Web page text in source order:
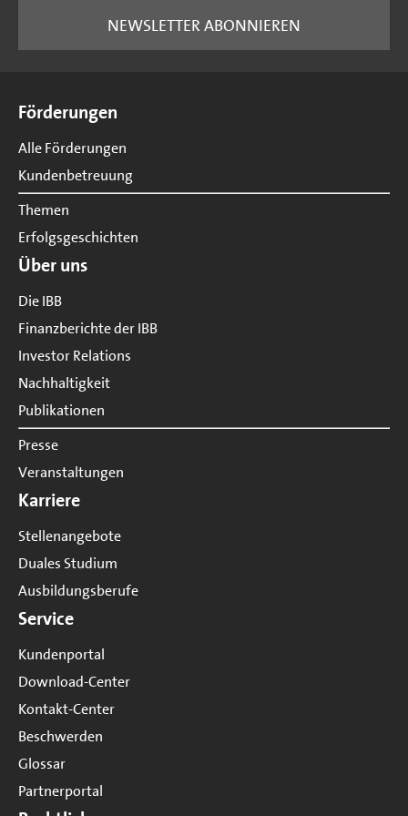
NEWSLETTER ABONNIEREN
Förderungen
Alle Förderungen
Kundenbetreuung
Themen
Erfolgsgeschichten
Über uns
Die IBB
Finanzberichte der IBB
Investor Relations
Nachhaltigkeit
Publikationen
Presse
Veranstaltungen
Karriere
Stellenangebote
Duales Studium
Ausbildungsberufe
Service
Kundenportal
Download-Center
Kontakt-Center
Beschwerden
Glossar
Partnerportal